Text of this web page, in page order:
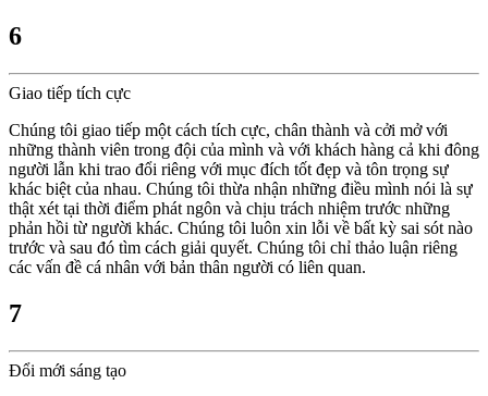
6
Giao tiếp tích cực
Chúng tôi giao tiếp một cách tích cực, chân thành và cởi mở với
những thành viên trong đội của mình và với khách hàng cả khi đông
người lẫn khi trao đổi riêng với mục đích tốt đẹp và tôn trọng sự
khác biệt của nhau. Chúng tôi thừa nhận những điều mình nói là sự
thật xét tại thời điểm phát ngôn và chịu trách nhiệm trước những
phản hồi từ người khác. Chúng tôi luôn xin lỗi về bất kỳ sai sót nào
trước và sau đó tìm cách giải quyết. Chúng tôi chỉ thảo luận riêng
các vấn đề cá nhân với bản thân người có liên quan.
7
Đổi mới sáng tạo